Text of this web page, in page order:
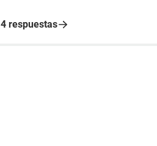
4 respuestas